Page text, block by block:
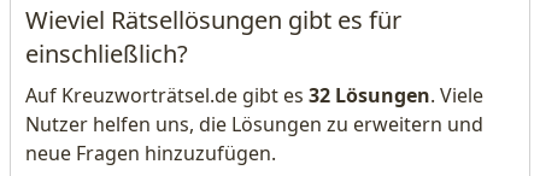
Wieviel Rätsellösungen gibt es für
einschließlich?
Auf Kreuzworträtsel.de gibt es 32 Lösungen. Viele
Nutzer helfen uns, die Lösungen zu erweitern und
neue Fragen hinzuzufügen.